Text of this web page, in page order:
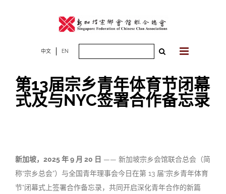
中文 EN
第13届宗乡青年体育节闭幕
式及与NYC签署合作备忘录
新加坡，2025 年 9 月 20 日 —— 新加坡宗乡会馆联合总会（简
称“宗乡总会”）与全国青年理事会今日在第 13 届“宗乡青年体育
节”闭幕式上签署合作备忘录，共同开启深化青年合作的新篇